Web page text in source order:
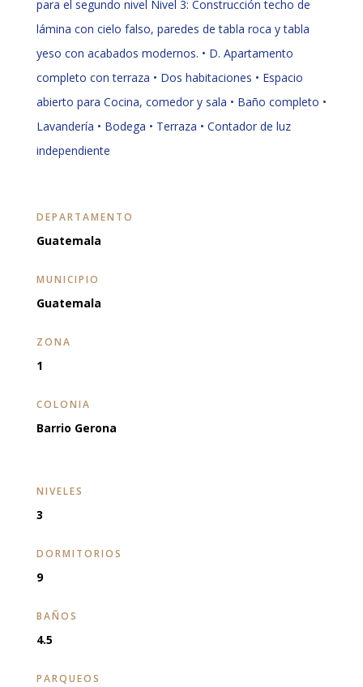
para el segundo nivel Nivel 3: Construcción techo de
lámina con cielo falso, paredes de tabla roca y tabla
yeso con acabados modernos. • D. Apartamento
completo con terraza • Dos habitaciones • Espacio
abierto para Cocina, comedor y sala • Baño completo •
Lavandería • Bodega • Terraza • Contador de luz
independiente
DEPARTAMENTO
Guatemala
MUNICIPIO
Guatemala
ZONA
1
COLONIA
Barrio Gerona
NIVELES
3
DORMITORIOS
9
BAÑOS
4.5
PARQUEOS